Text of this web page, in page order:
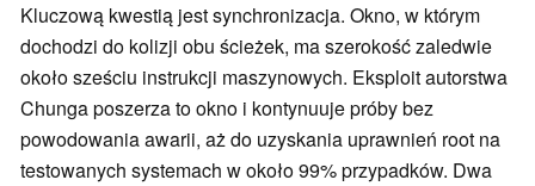
Kluczową kwestią jest synchronizacja. Okno, w którym
dochodzi do kolizji obu ścieżek, ma szerokość zaledwie
około sześciu instrukcji maszynowych. Eksploit autorstwa
Chunga poszerza to okno i kontynuuje próby bez
powodowania awarii, aż do uzyskania uprawnień root na
testowanych systemach w około 99% przypadków. Dwa